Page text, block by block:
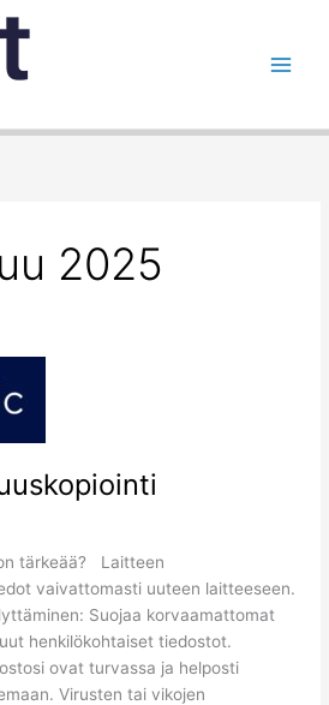
2025
tärkeää? Laitteen
vaivattomasti uuteen laitteeseen.
Suojaa korvaamattomat
henkilökohtaiset tiedostot.
ovat turvassa ja helposti
Virusten tai vikojen